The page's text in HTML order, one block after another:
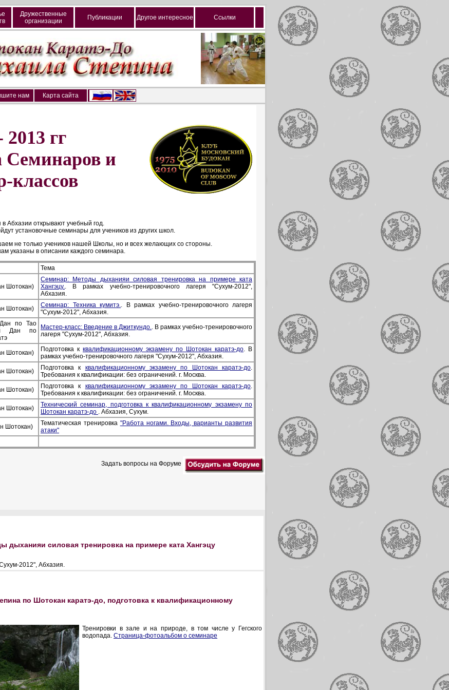
Дружественные
организации
Публикации Другое интересное Ссылки
нам Карта сайта
2013 гг
и
классов
Абхазии открывают учебный год.
установочные семинары для учеников из других школ.
не только учеников нашей Школы, но и всех желающих со стороны.
указаны в описании каждого семинара.
Тема
Шотокан)
Семинар: Методы дыханияи силовая тренировка на примере ката
Хангэцу.. В рамках учебно-тренировочного лагеря "Сухум-2012",
Абхазия.
Шотокан) Семинар: Техника кумитэ.. В рамках учебно-тренировочного лагеря
"Сухум-2012", Абхазия.
по Тао
й Дан по
Мастер-класс: Введение в Джиткундо.. В рамках учебно-тренировочного
лагеря "Сухум-2012", Абхазия.
Шотокан) Подготовка к квалификационному экзамену по Шотокан каратэ-до. В
рамках учебно-тренировочного лагеря "Сухум-2012", Абхазия.
Шотокан) Подготовка к квалификационному экзамену по Шотокан каратэ-до.
Требования к квалификации: без ограничений. г. Москва.
Шотокан) Подготовка к квалификационному экзамену по Шотокан каратэ-до.
Требования к квалификации: без ограничений. г. Москва.
Шотокан)
Технический семинар, подготовка к квалификационному экзамену по
Шотокан каратэ-до . Абхазия, Сухум.
Шотокан) Тематическая тренировка "Работа ногами. Входы, варианты развития
атаки"
Задать вопросы на Форуме
дыханияи силовая тренировка на примере ката Хангэцу
2012", Абхазия.
по Шотокан каратэ-до, подготовка к квалификационному
Тренировки в зале и на природе, в том числе у Гегского
водопада. Страница-фотоальбом о семинаре